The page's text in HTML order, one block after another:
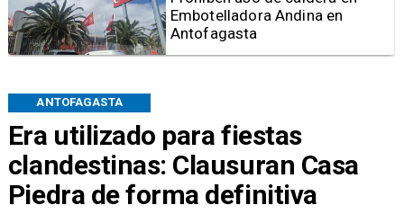
Era utilizado para fiestas
clandestinas: Clausuran Casa
Piedra de forma definitiva
ANTOFAGASTA
Embotelladora Andina en
Antofagasta